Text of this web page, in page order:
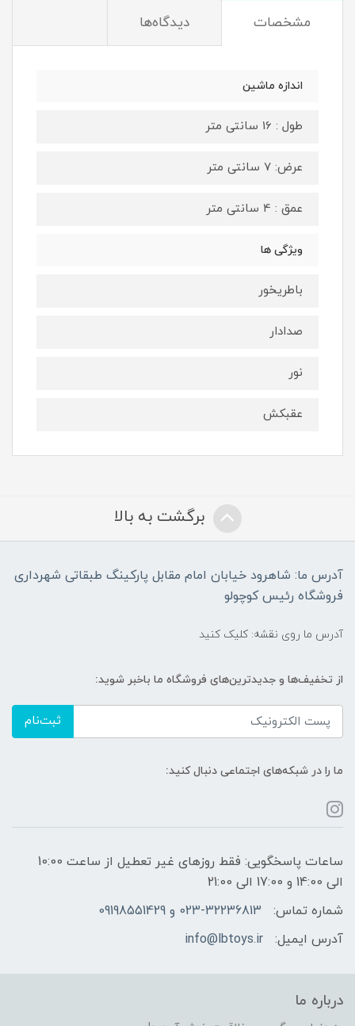
مشخصات دیدگاه‌ها
اندازه ماشین
طول : 16 سانتی متر
عرض: 7 سانتی متر
عمق : 4 سانتی متر
ویژگی ها
باطریخور
صدادار
نور
عقبکش
برگشت به بالا
آدرس ما: شاهرود خیابان امام مقابل پارکینگ طبقاتی شهرداری
فروشگاه رئیس کوچولو
آدرس ما روی نقشه: کلیک کنید
از تخفیف‌ها و جدیدترین‌های فروشگاه ما باخبر شوید:
ثبت‌نام
ما را در شبکه‌های اجتماعی دنبال کنید:
ساعات پاسخگویی: فقط روزهای غیر تعطیل از ساعت 10:00
الی 14:00 و 17:00 الی 21:00
شماره تماس:
023-32236813 و 09198551429
آدرس ایمیل:
info@lbtoys.ir
درباره ما